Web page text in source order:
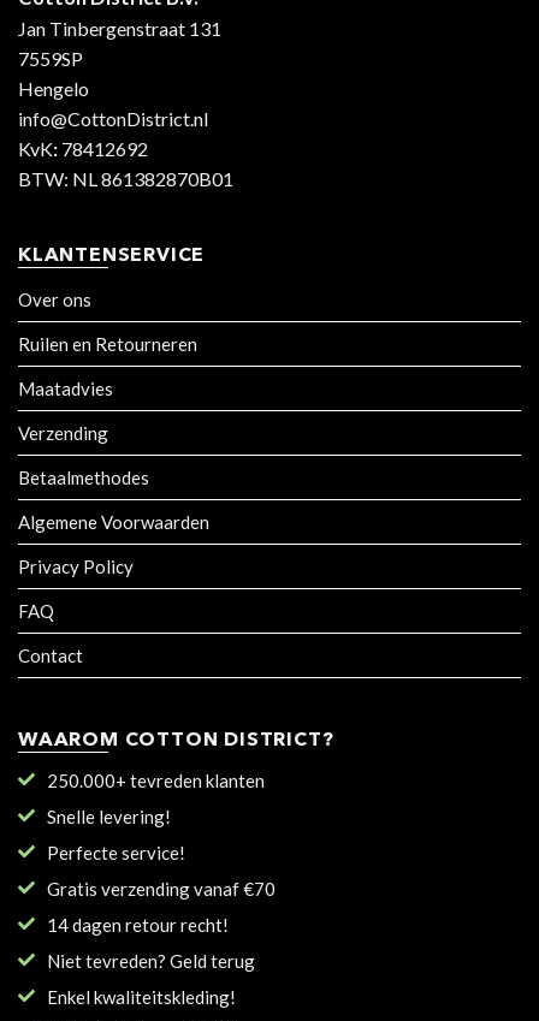
Jan Tinbergenstraat 131
7559SP
Hengelo
info@CottonDistrict.nl
KvK: 78412692
BTW: NL 861382870B01
KLANTENSERVICE
Over ons
Ruilen en Retourneren
Maatadvies
Verzending
Betaalmethodes
Algemene Voorwaarden
Privacy Policy
FAQ
Contact
WAAROM COTTON DISTRICT?
250.000+ tevreden klanten
Snelle levering!
Perfecte service!
Gratis verzending vanaf €70
14 dagen retour recht!
Niet tevreden? Geld terug
Enkel kwaliteitskleding!